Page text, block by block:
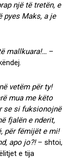
një të tretën, e
pyes Maks, a je
mallkuara!… –
vetëm për ty!
mua me këto
se si fuksionojnë
fjalën e nderit,
për fëmijët e mi!
apo jo?!– shtoi,
e tija